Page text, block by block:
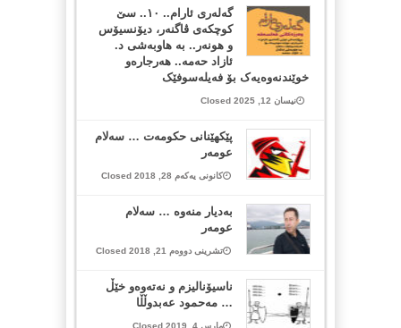
گەلەری ئارام.. ١٠.. سێ
کوچکەی ڤاگنەر، دیۆنسیۆس
و هونەر.. بە هاوبەشی د.
ئازاد حەمە.. هەرجارەو
خوێندنەوەیەک بۆ فەیلەسوفێک
نیسان 12, 2025 Closed
پێكهێنانی حكومەت … سەلام
عومەر
کانونی یەکەم 28, 2018 Closed
بەدیار منەوە … سەلام
عومەر
تشرینی دووەم 21, 2018 Closed
ناسیۆنالیزم و نەتەوەو خێڵ
… مەحمود عەبدوڵڵا
مارس 4, 2019 Closed